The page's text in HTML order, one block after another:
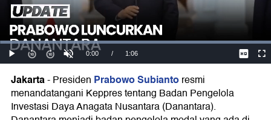
Jakarta-Presiden Prabowo Subiantoresmi
menandatangani Keppres tentang Badan Pengelola
Investasi Daya Anagata Nusantara (Danantara).